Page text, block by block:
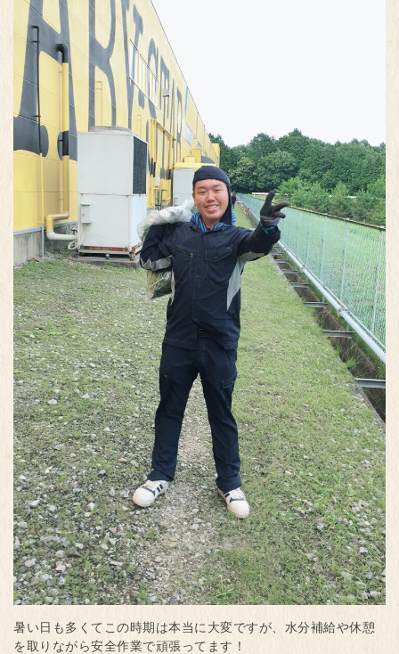
暑い日も多くてこの時期は本当に大変ですが、水分補給や休憩
を取りながら安全作業で頑張ってます！